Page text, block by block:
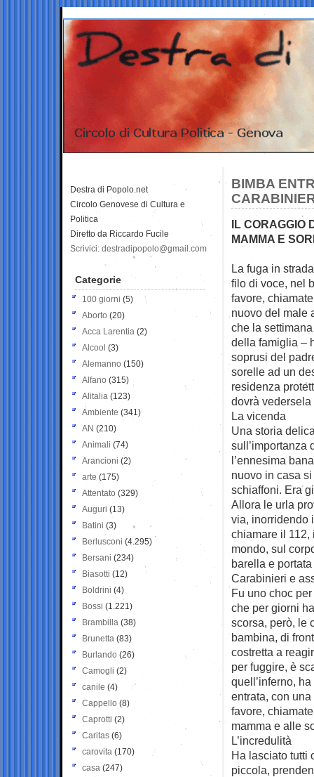
BIMBA
IL CORAGGIO
MAMMA E
La fuga in
filo di voce, nel
favore,
nuovo del male
che la
della famiglia –
soprusi del
sorelle ad un
residenza
dovrà
La vicenda
Una storia
sull’importanza
l’ennesima
nuovo in casa
schiaffoni. Era
Allora le urla
via, inorridendo
chiamare il 112,
mondo, sul
barella e
Carabinieri e
Fu uno choc
che per giorni
scorsa, però, le
bambina, di
costretta a
per fuggire, è
quell’inferno,
entrata, con
favore,
mamma e alle
L’incredulità
Ha lasciato tutti
piccola,
Destra di Popolo.net
Circolo Genovese di Cultura e
Politica
Diretto da Riccardo Fucile
Scrivici: destradipopolo@gmail.com
Categorie
100 giorni (5)
Aborto (20)
Acca Larentia (2)
Alcool (3)
Alemanno (150)
Alfano (315)
Alitalia (123)
Ambiente (341)
AN (210)
Animali (74)
Arancioni (2)
arte (175)
Attentato (329)
Auguri (13)
Batini (3)
Berlusconi (4.295)
Bersani (234)
Biasotti (12)
Boldrini (4)
Bossi (1.221)
Brambilla (38)
Brunetta (83)
Burlando (26)
Camogli (2)
canile (4)
Cappello (8)
Caprotti (2)
Caritas (6)
carovita (170)
casa (247)